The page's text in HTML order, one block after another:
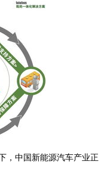
，中国新能源汽车产业正